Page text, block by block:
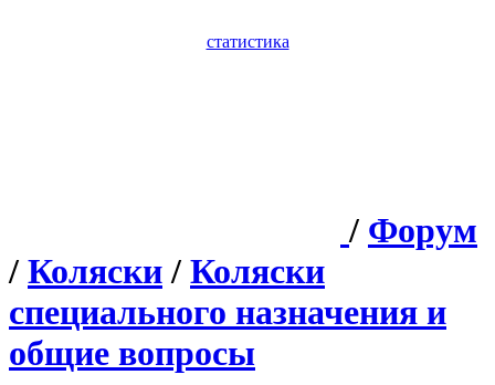
статистика
/ Форум
/ Коляски / Коляски
специального назначения и
общие вопросы